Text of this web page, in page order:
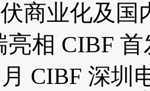
商业化及国
亮相 CIBF
月 CIBF 深